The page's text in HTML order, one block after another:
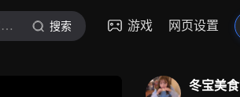
冬宝美食 搜索 游戏 网页设置
冬宝美食